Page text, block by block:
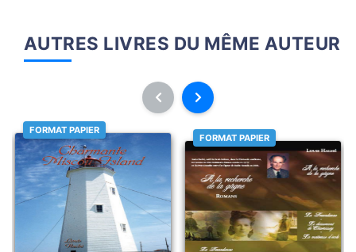
AUTRES LIVRES DU MÊME AUTEUR
FORMAT PAPIER
FORMAT PAPIER